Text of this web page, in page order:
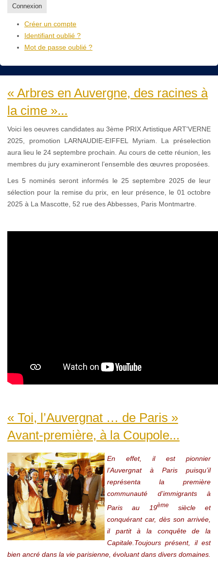
Connexion
Créer un compte
Identifiant oublié ?
Mot de passe oublié ?
« Arbres en Auvergne, des racines à
la cime »...
Voici les oeuvres candidates au 3ème PRIX Artistique ART'VERNE
2025, promotion LARNAUDIE-EIFFEL Myriam. La préselection
aura lieu le 24 septembre prochain. Au cours de cette réunion, les
membres du jury examineront l’ensemble des œuvres proposées.
Les 5 nominés seront informés le 25 septembre 2025 de leur
sélection pour la remise du prix, en leur présence, le 01 octobre
2025 à La Mascotte, 52 rue des Abbesses, Paris Montmartre.
« Toi, l’Auvergnat … de Paris »
Avant-première, à la Coupole...
En effet, il est pionnier
l’Auvergnat à Paris puisqu’il
représenta la première
communauté d’immigrants à
Paris au 19èmesiècle et
conquérant car, dès son arrivée,
il partit à la conquête de la
Capitale.Toujours présent, il est
bien ancré dans la vie parisienne, évoluant dans divers domaines.